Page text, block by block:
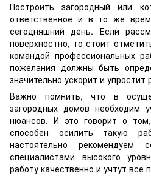
Построить загородный или
ответственное и в то же
сегодняшний день. Если
поверхностно, то стоит
командой профессиональных
пожелания должны быть
значительно ускорит и упростит
Важно помнить, что в
загородных домов необходим
нюансов. И это говорит о
способен осилить такую
настоятельно рекомендуем
специалистами высокого
работу качественно и учтут все